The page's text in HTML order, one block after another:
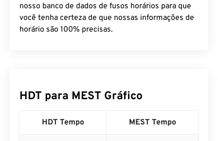
nosso banco de dados de fusos horários para que
você tenha certeza de que nossas informações de
horário são 100% precisas.
HDT para MEST Gráfico
HDT Tempo MEST Tempo